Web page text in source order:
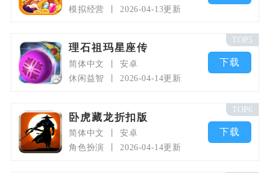
模拟经营
2026-04-13更新
理石祖玛星座传
简体中文
安卓
休闲益智
2026-04-14更新
下载
TOP5
卧虎藏龙折扣版
简体中文
安卓
角色扮演
2026-04-14更新
下载
TOP6